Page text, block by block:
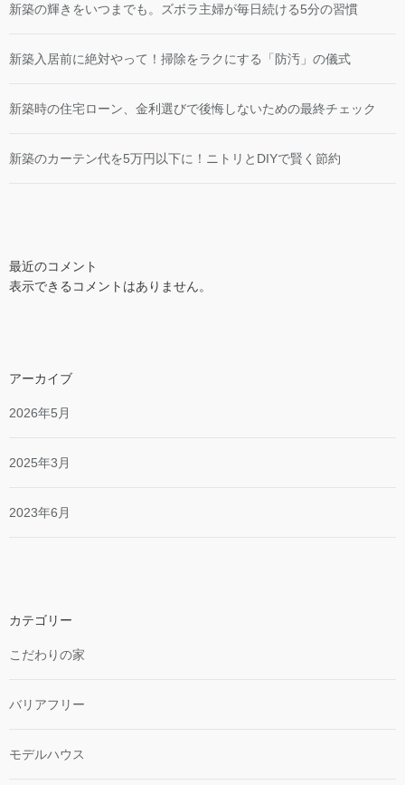
新築の輝きをいつまでも。ズボラ主婦が毎日続ける5分の習慣
新築入居前に絶対やって！掃除をラクにする「防汚」の儀式
新築時の住宅ローン、金利選びで後悔しないための最終チェック
新築のカーテン代を5万円以下に！ニトリとDIYで賢く節約
最近のコメント
表示できるコメントはありません。
アーカイブ
2026年5月
2025年3月
2023年6月
カテゴリー
こだわりの家
バリアフリー
モデルハウス